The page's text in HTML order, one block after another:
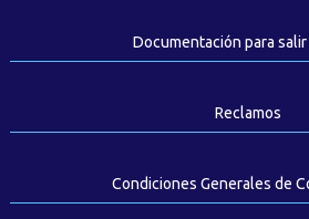
Documentación para
Reclamos
Condiciones Generales de